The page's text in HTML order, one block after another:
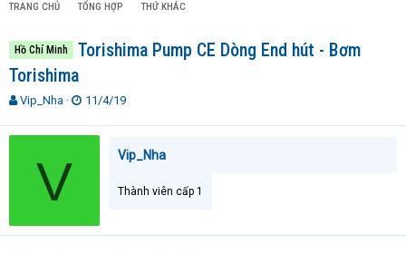
TRANG CHỦ TỔNG HỢP THỨ KHÁC
Hồ Chí Minh
Torishima Pump CE Dòng End hút - Bơm
Torishima
T
r
a
Vip_Nha
N
à
11/4/19
V Vip_Nha
Thành viên cấp 1